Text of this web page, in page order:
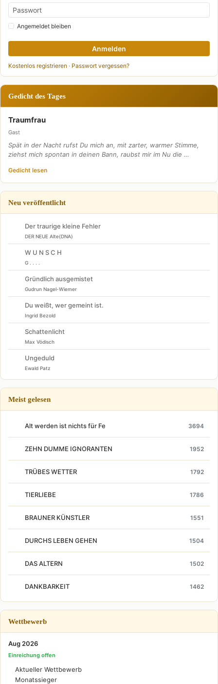
Angemeldet bleiben
Anmelden
Kostenlos registrieren · Passwort vergessen?
Gedicht des Tages
Traumfrau
Gast
Spät in der Nacht rufst Du mich an, mit zarter, warmer Stimme,
ziehst mich spontan in deinen Bann, raubst mir im Nu die …
Gedicht lesen
Neu veröffentlicht
Der traurige kleine Fehler
DER NEUE Alte(DNA)
W U N S C H
G . . . .
Gründlich ausgemistet
Gudrun Nagel-Wiemer
Du weißt, wer gemeint ist.
Ingrid Bezold
Schattenlicht
Max Vödisch
Ungeduld
Ewald Patz
Meist gelesen
Alt werden ist nichts für Fe 3694
ZEHN DUMME IGNORANTEN 1952
TRÜBES WETTER 1792
TIERLIEBE 1786
BRAUNER KÜNSTLER 1551
DURCHS LEBEN GEHEN 1504
DAS ALTERN 1502
DANKBARKEIT 1462
Wettbewerb
Aug 2026
Einreichung offen
Aktueller Wettbewerb
Monatssieger